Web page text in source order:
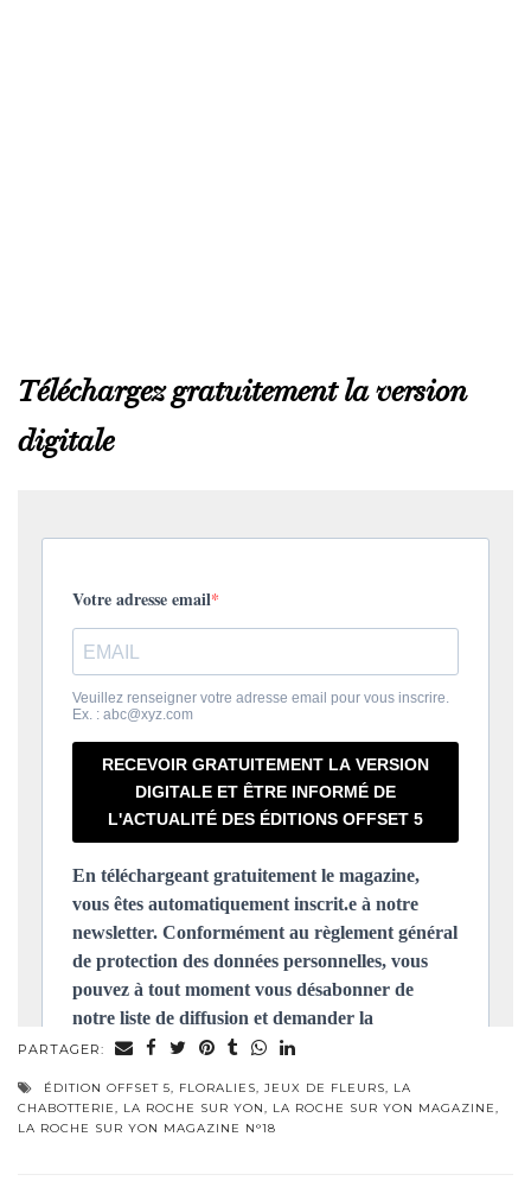
Téléchargez gratuitement la version
digitale
PARTAGER:
ÉDITION OFFSET 5, FLORALIES, JEUX DE FLEURS, LA
CHABOTTERIE, LA ROCHE SUR YON, LA ROCHE SUR YON MAGAZINE,
LA ROCHE SUR YON MAGAZINE N°18